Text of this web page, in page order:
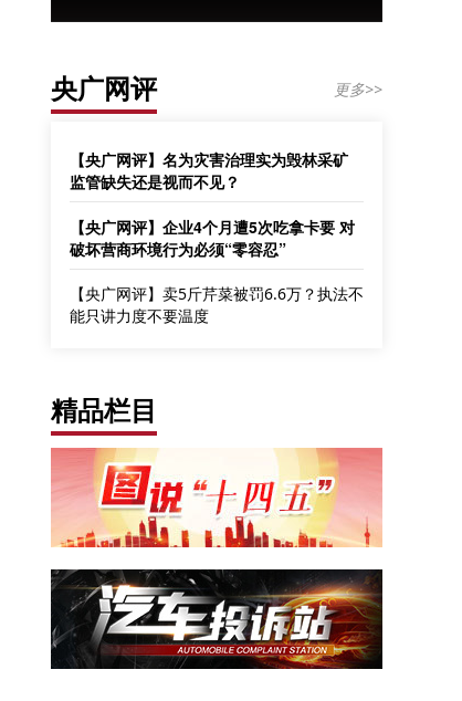
央广网评 更多>>
【央广网评】名为灾害治理实为毁林采矿
监管缺失还是视而不见？
【央广网评】企业4个月遭5次吃拿卡要 对
破坏营商环境行为必须“零容忍”
【央广网评】卖5斤芹菜被罚6.6万？执法不
能只讲力度不要温度
精品栏目